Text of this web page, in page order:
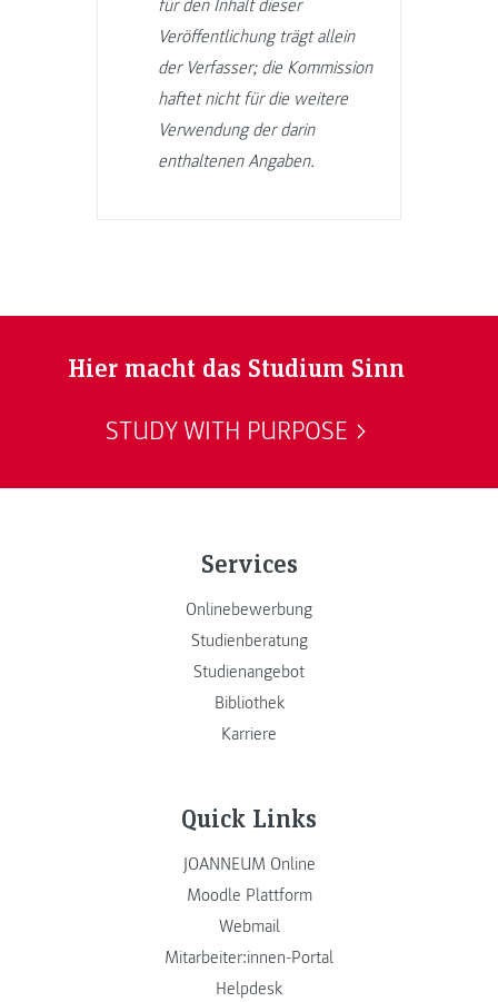
für den Inhalt dieser
Veröffentlichung trägt allein
der Verfasser; die Kommission
haftet nicht für die weitere
Verwendung der darin
enthaltenen Angaben.
Hier macht das Studium Sinn
STUDY WITH PURPOSE
Services
Onlinebewerbung
Studienberatung
Studienangebot
Bibliothek
Karriere
Quick Links
JOANNEUM Online
Moodle Plattform
Webmail
Mitarbeiter:innen-Portal
Helpdesk